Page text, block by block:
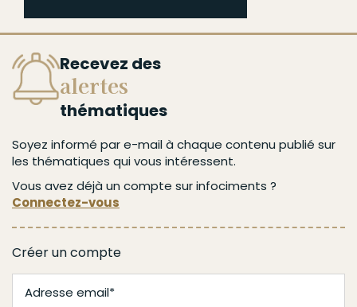
Recevez des
alertes
thématiques
Soyez informé par e-mail à chaque contenu publié sur
les thématiques qui vous intéressent.
Vous avez déjà un compte sur infociments ?
Connectez-vous
Créer un compte